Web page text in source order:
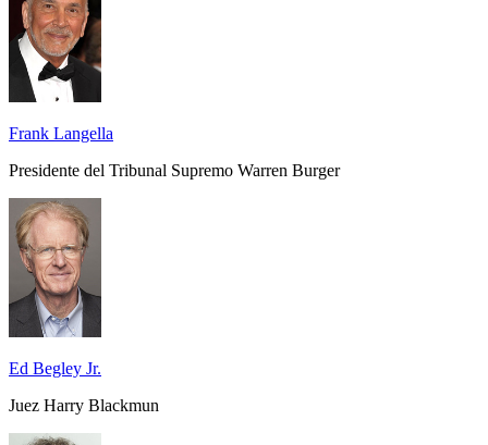
Frank Langella
Presidente del Tribunal Supremo Warren Burger
Ed Begley Jr.
Juez Harry Blackmun